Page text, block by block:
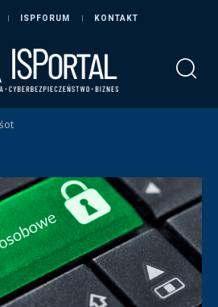
ISPFORUM KONTAKT